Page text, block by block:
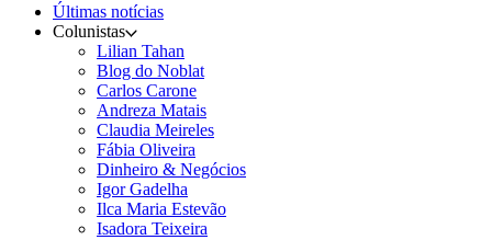
Últimas notícias
Colunistas
Lilian Tahan
Blog do Noblat
Carlos Carone
Andreza Matais
Claudia Meireles
Fábia Oliveira
Dinheiro & Negócios
Igor Gadelha
Ilca Maria Estevão
Isadora Teixeira